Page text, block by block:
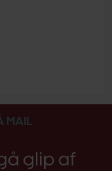
MAIL
glip af